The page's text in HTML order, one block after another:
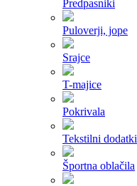
Predpasniki
Puloverji, jope
Srajce
T-majice
Pokrivala
Tekstilni dodatki
Športna oblačila